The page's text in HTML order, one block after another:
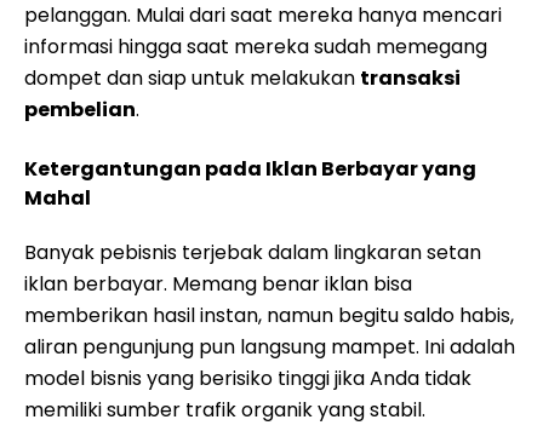
pelanggan. Mulai dari saat mereka hanya mencari
informasi hingga saat mereka sudah memegang
dompet dan siap untuk melakukan transaksi
pembelian.
Ketergantungan pada Iklan Berbayar yang
Mahal
Banyak pebisnis terjebak dalam lingkaran setan
iklan berbayar. Memang benar iklan bisa
memberikan hasil instan, namun begitu saldo habis,
aliran pengunjung pun langsung mampet. Ini adalah
model bisnis yang berisiko tinggi jika Anda tidak
memiliki sumber trafik organik yang stabil.